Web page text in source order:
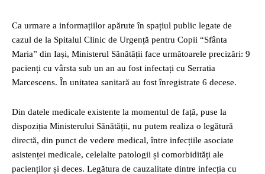
Ca urmare a informațiilor apărute în spațiul public legate de
cazul de la Spitalul Clinic de Urgență pentru Copii “Sfânta
Maria” din Iași, Ministerul Sănătății face următoarele precizări: 9
pacienți cu vârsta sub un an au fost infectați cu Serratia
Marcescens. În unitatea sanitară au fost înregistrate 6 decese.
Din datele medicale existente la momentul de față, puse la
dispoziția Ministerului Sănătății, nu putem realiza o legătură
directă, din punct de vedere medical, între infecțiile asociate
asistenței medicale, celelalte patologii și comorbidități ale
pacienților și deces. Legătura de cauzalitate dintre infecția cu